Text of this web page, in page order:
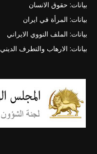
بيانات: حقوق الانسان
بيانات: المرأة في ايران
بيانات: الملف النووي الايراني
بيانات: الارهاب والتطرف الديني